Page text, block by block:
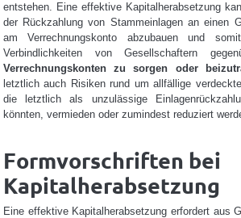
entstehen. Eine effektive Kapitalherabsetzung
der Rückzahlung von Stammeinlagen an einen
am Verrechnungskonto abzubauen und
Verbindlichkeiten von Gesellschaftern
Verrechnungskonten zu sorgen oder
letztlich auch Risiken rund um allfällige
die letztlich als unzulässige
könnten, vermieden oder zumindest reduziert
Formvorschriften bei
Kapitalherabsetzung
Eine effektive Kapitalherabsetzung erfordert aus